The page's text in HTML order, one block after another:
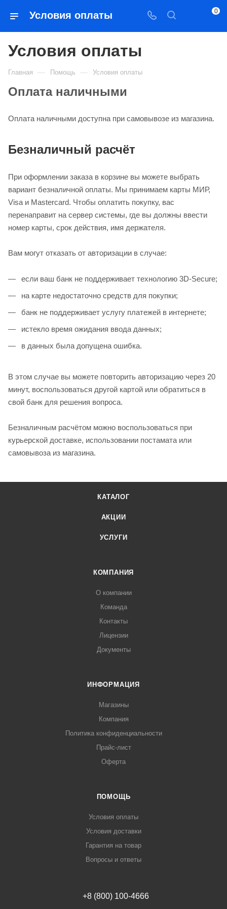
Условия оплаты 0
Условия оплаты
Главная — Помощь — Условия оплаты
Оплата наличными
Оплата наличными доступна при самовывозе из магазина.
Безналичный расчёт
При оформлении заказа в корзине вы можете выбрать
вариант безналичной оплаты. Мы принимаем карты МИР,
Visa и Mastercard. Чтобы оплатить покупку, вас
перенаправит на сервер системы, где вы должны ввести
номер карты, срок действия, имя держателя.
Вам могут отказать от авторизации в случае:
если ваш банк не поддерживает технологию 3D-Secure;
на карте недостаточно средств для покупки;
банк не поддерживает услугу платежей в интернете;
истекло время ожидания ввода данных;
в данных была допущена ошибка.
В этом случае вы можете повторить авторизацию через 20
минут, воспользоваться другой картой или обратиться в
свой банк для решения вопроса.
Безналичным расчётом можно воспользоваться при
курьерской доставке, использовании постамата или
самовывоза из магазина.
КАТАЛОГ
АКЦИИ
УСЛУГИ
КОМПАНИЯ
О компании
Команда
Контакты
Лицензии
Документы
ИНФОРМАЦИЯ
Магазины
Компания
Политика конфиденциальности
Прайс-лист
Оферта
ПОМОЩЬ
Условия оплаты
Условия доставки
Гарантия на товар
Вопросы и ответы
+8 (800) 100-4666